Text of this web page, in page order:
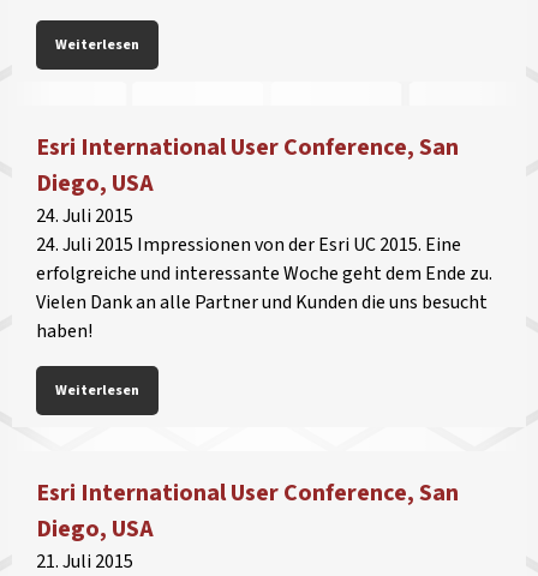
Weiterlesen
Esri International User Conference, San
Diego, USA
24. Juli 2015
24. Juli 2015 Impressionen von der Esri UC 2015. Eine
erfolgreiche und interessante Woche geht dem Ende zu.
Vielen Dank an alle Partner und Kunden die uns besucht
haben!
Weiterlesen
Esri International User Conference, San
Diego, USA
21. Juli 2015